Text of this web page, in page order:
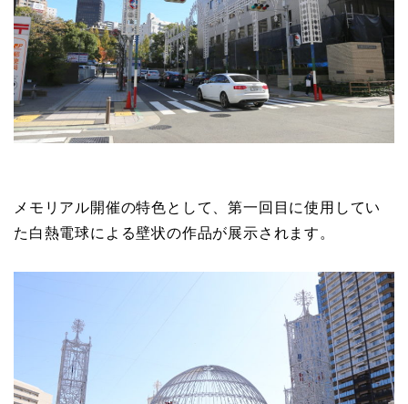
メモリアル開催の特色として、第一回目に使用してい
た白熱電球による壁状の作品が展示されます。